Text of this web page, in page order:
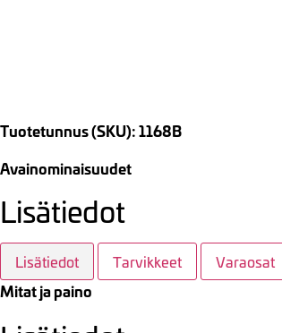
Tuotetunnus (SKU): 1168B
Avainominaisuudet
Lisätiedot
Lisätiedot Tarvikkeet Varaosat
Mitat ja paino